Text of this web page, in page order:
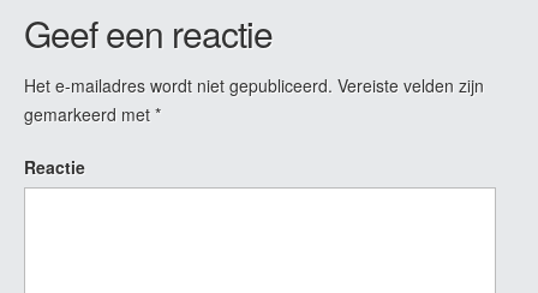
Geef een reactie
Het e-mailadres wordt niet gepubliceerd. Vereiste velden zijn
gemarkeerd met *
Reactie